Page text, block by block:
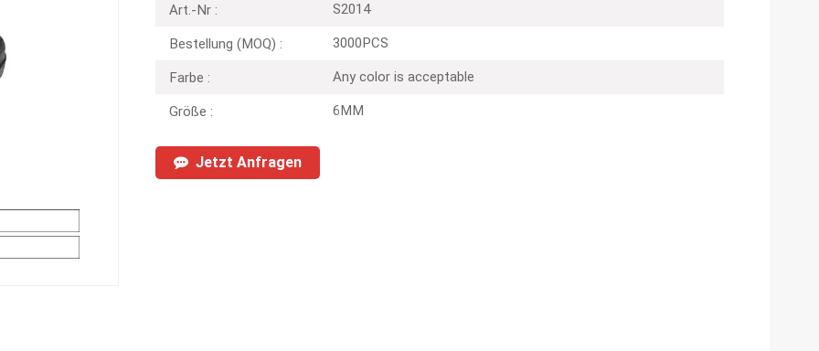
Art.-Nr : S2014
Bestellung (MOQ) : 3000PCS
Farbe : Any color is acceptable
Größe : 6MM
Jetzt Anfragen